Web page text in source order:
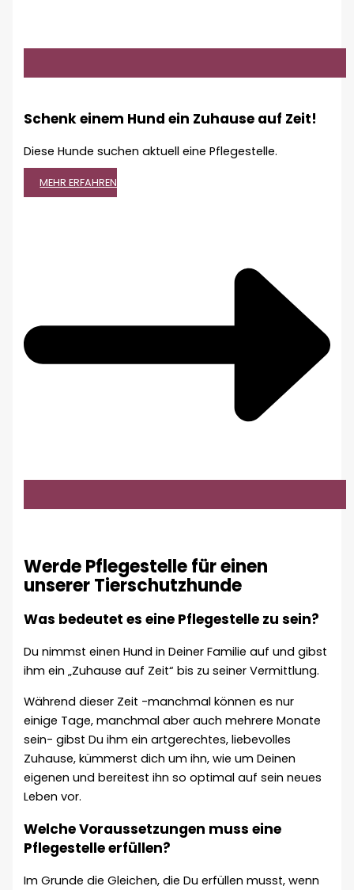
Schenk einem Hund ein Zuhause auf Zeit!
Diese Hunde suchen aktuell eine Pflegestelle.
MEHR ERFAHREN
Werde Pflegestelle für einen
unserer Tierschutzhunde
Was bedeutet es eine Pflegestelle zu sein?
Du nimmst einen Hund in Deiner Familie auf und gibst
ihm ein „Zuhause auf Zeit“ bis zu seiner Vermittlung.
Während dieser Zeit -manchmal können es nur
einige Tage, manchmal aber auch mehrere Monate
sein- gibst Du ihm ein artgerechtes, liebevolles
Zuhause, kümmerst dich um ihn, wie um Deinen
eigenen und bereitest ihn so optimal auf sein neues
Leben vor.
Welche Voraussetzungen muss eine
Pflegestelle erfüllen?
Im Grunde die Gleichen, die Du erfüllen musst, wenn